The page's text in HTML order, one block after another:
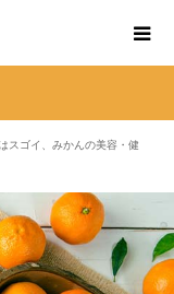
スゴイ、みかんの美容・健